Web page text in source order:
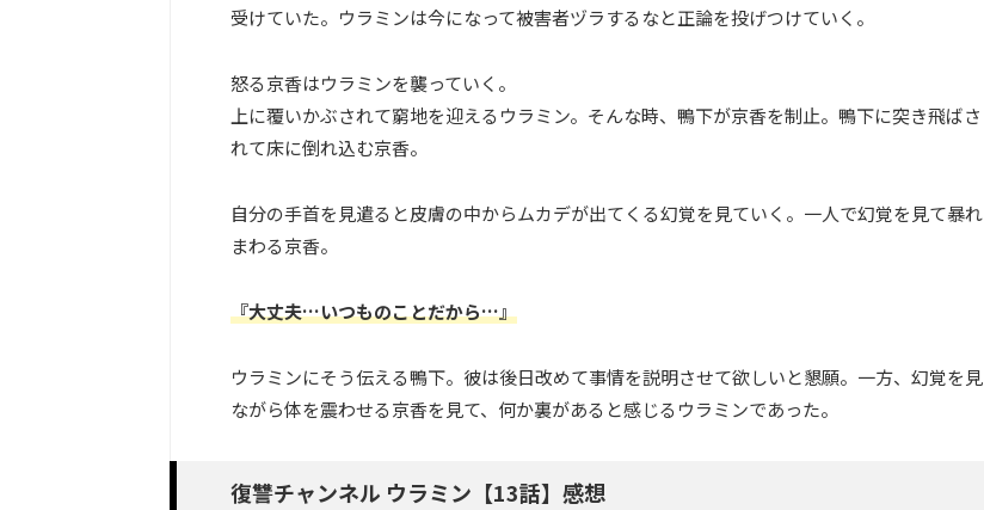
受けていた。ウラミンは今になって被害者ヅラするなと正論を投げつけていく。
怒る京香はウラミンを襲っていく。
上に覆いかぶされて窮地を迎えるウラミン。そんな時、鴨下が京香を制止。鴨下に突き飛ばさ
れて床に倒れ込む京香。
自分の手首を見遣ると皮膚の中からムカデが出てくる幻覚を見ていく。一人で幻覚を見て暴れ
まわる京香。
『大丈夫…いつものことだから…』
ウラミンにそう伝える鴨下。彼は後日改めて事情を説明させて欲しいと懇願。一方、幻覚を見
ながら体を震わせる京香を見て、何か裏があると感じるウラミンであった。
復讐チャンネル ウラミン【13話】感想